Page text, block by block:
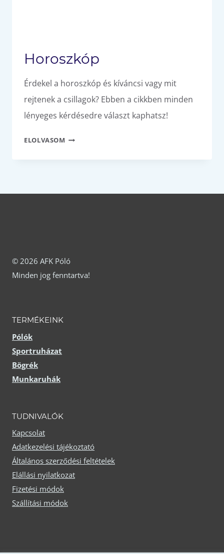
Horoszkóp
Érdekel a horoszkóp és kíváncsi vagy mit
rejtenek a csillagok? Ebben a cikkben minden
lényeges kérdésedre választ kaphatsz!
ELOLVASOM HOROSZKÓP
© 2026 AFK Póló
Minden jog fenntartva!
TERMÉKEINK
Pólók
Sportruházat
Bögrék
Munkaruhák
TUDNIVALÓK
Kapcsolat
Adatkezelési tájékoztató
Általános szerződési feltételek
Elállási nyilatkozat
Fizetési módok
Szállítási módok